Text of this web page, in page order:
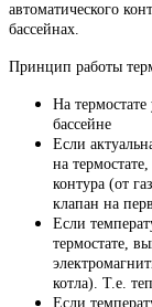
автоматического
бассейнах.
Принцип работы
На термостате
бассейне
Если
на
контура (от
клапан на
Если
термостате,
котла). Т.е.
Если